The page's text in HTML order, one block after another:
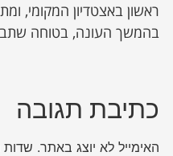
עסקים
ראשון באצטדיון המקומי,
בהמשך העונה, בטוחה
כתיבת תגובה
האימייל לא יוצג באתר. שדות